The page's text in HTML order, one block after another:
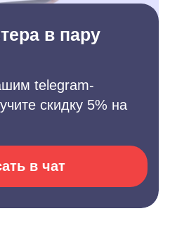
в пару
telegram-
скидку 5% на
в чат